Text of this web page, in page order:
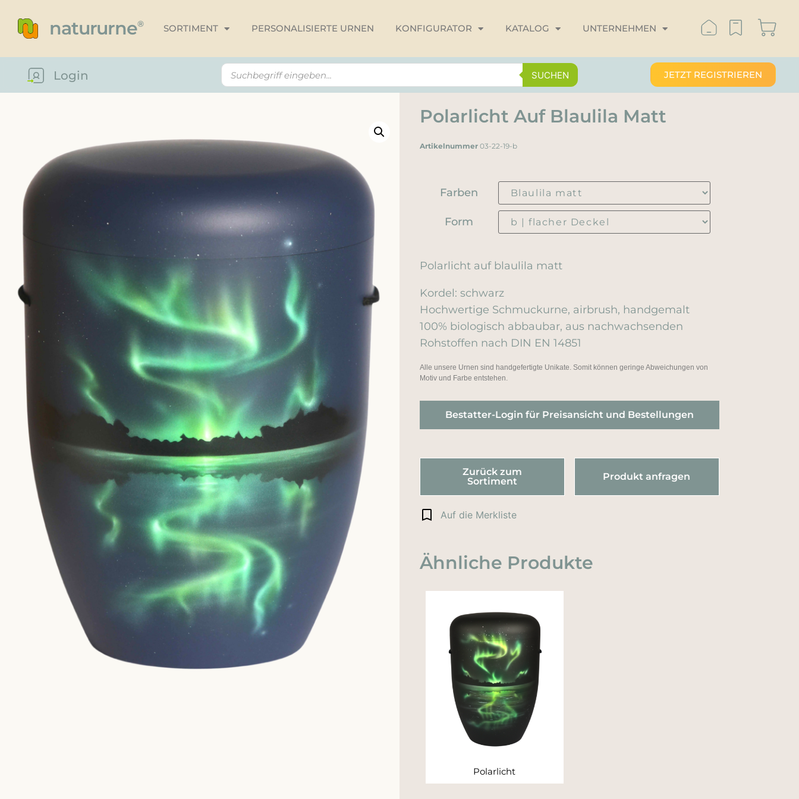
natururne® SORTIMENT PERSONALISIERTE URNEN KONFIGURATOR KATALOG UNTERNEHMEN
SUCHEN JETZT REGISTRIEREN
Login
Polarlicht Auf Blaulila Matt
Artikelnummer 03-22-19-b
Farben
Form
Polarlicht auf blaulila matt
Kordel: schwarz
Hochwertige Schmuckurne, airbrush, handgemalt
100% biologisch abbaubar, aus nachwachsenden
Rohstoffen nach DIN EN 14851
Alle unsere Urnen sind handgefertigte Unikate. Somit können geringe Abweichungen von
Motiv und Farbe entstehen.
Bestatter-Login für Preisansicht und Bestellungen
Zurück zum
Sortiment
Produkt anfragen
Auf die Merkliste
Ähnliche Produkte
Polarlicht